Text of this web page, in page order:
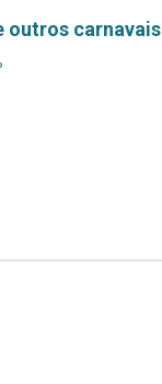
outros carnavais
Leia